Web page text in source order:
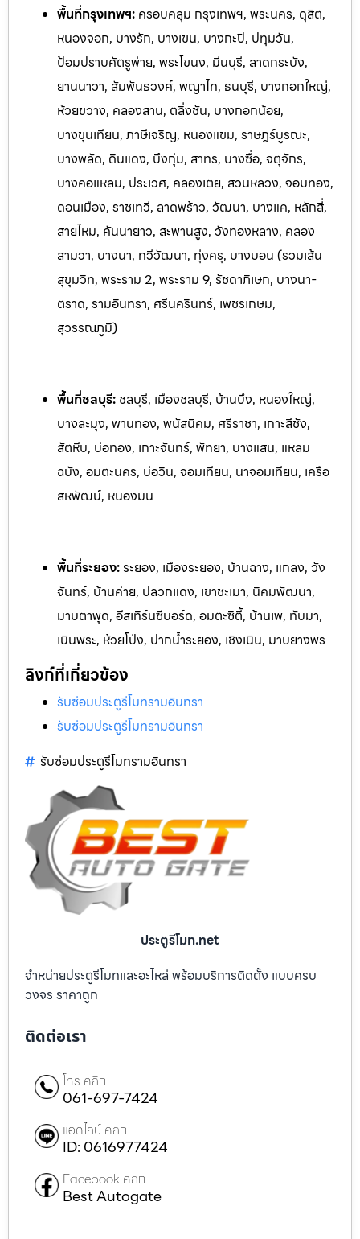
พื้นที่กรุงเทพฯ: ครอบคลุม กรุงเทพฯ, พระนคร, ดุสิต,
หนองจอก, บางรัก, บางเขน, บางกะปิ, ปทุมวัน,
ป้อมปราบศัตรูพ่าย, พระโขนง, มีนบุรี, ลาดกระบัง,
ยานนาวา, สัมพันธวงศ์, พญาไท, ธนบุรี, บางกอกใหญ่,
ห้วยขวาง, คลองสาน, ตลิ่งชัน, บางกอกน้อย,
บางขุนเทียน, ภาษีเจริญ, หนองแขม, ราษฎร์บูรณะ,
บางพลัด, ดินแดง, บึงกุ่ม, สาทร, บางซื่อ, จตุจักร,
บางคอแหลม, ประเวศ, คลองเตย, สวนหลวง, จอมทอง,
ดอนเมือง, ราชเทวี, ลาดพร้าว, วัฒนา, บางแค, หลักสี่,
สายไหม, คันนายาว, สะพานสูง, วังทองหลาง, คลอง
สามวา, บางนา, ทวีวัฒนา, ทุ่งครุ, บางบอน (รวมเส้น
สุขุมวิท, พระราม 2, พระราม 9, รัชดาภิเษก, บางนา-
ตราด, รามอินทรา, ศรีนครินทร์, เพชรเกษม,
สุวรรณภูมิ)
พื้นที่ชลบุรี: ชลบุรี, เมืองชลบุรี, บ้านบึง, หนองใหญ่,
บางละมุง, พานทอง, พนัสนิคม, ศรีราชา, เกาะสีชัง,
สัตหีบ, บ่อทอง, เกาะจันทร์, พัทยา, บางแสน, แหลม
ฉบัง, อมตะนคร, บ่อวิน, จอมเทียน, นาจอมเทียน, เครือ
สหพัฒน์, หนองมน
พื้นที่ระยอง:ระยอง, เมืองระยอง, บ้านฉาง, แกลง, วัง
จันทร์, บ้านค่าย, ปลวกแดง, เขาชะเมา, นิคมพัฒนา,
มาบตาพุด, อีสเทิร์นซีบอร์ด, อมตะซิตี้, บ้านเพ, ทับมา,
เนินพระ, ห้วยโป่ง, ปากน้ำระยอง, เชิงเนิน, มาบยางพร
ลิงก์ที่เกี่ยวข้อง
รับซ่อมประตูรีโมทรามอินทรา
รับซ่อมประตูรีโมทรามอินทรา
รับซ่อมประตูรีโมทรามอินทรา
ประตูรีโมท.net
จำหน่ายประตูรีโมทและอะไหล่ พร้อมบริการติดตั้ง แบบครบ
วงจร ราคาถูก
ติดต่อเรา
โทร คลิก
061-697-7424
แอดไลน์ คลิก
ID: 0616977424
Facebook คลิก
Best Autogate